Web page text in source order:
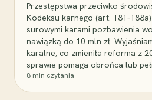
Przestępstwa przeciwko
Kodeksu karnego (art. 181-
surowymi karami pozbawienia
nawiązką do 10 mln zł.
karalne, co zmieniła reforma z
sprawie pomaga obrońca lub
8 min czytania